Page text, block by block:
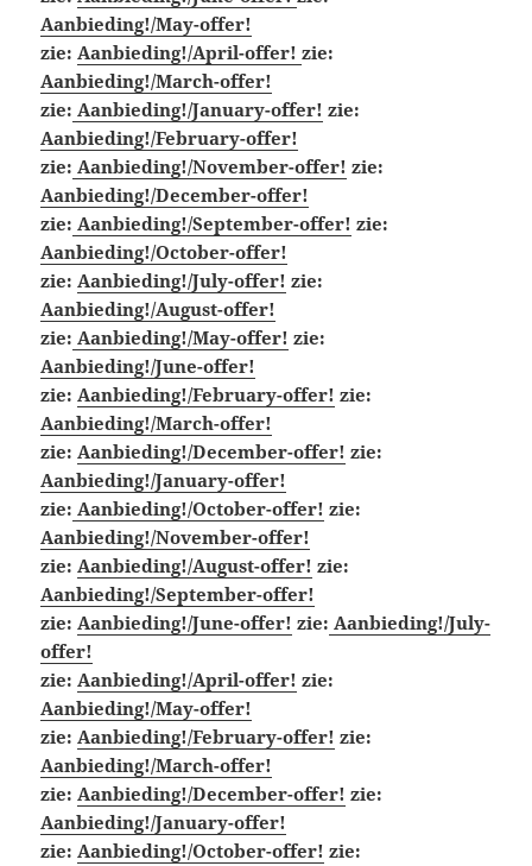
Aanbieding!/May-offer!
zie:Aanbieding!/April-offer!zie:
Aanbieding!/March-offer!
zie: Aanbieding!/January-offer! zie:
Aanbieding!/February-offer!
zie: Aanbieding!/November-offer! zie:
Aanbieding!/December-offer!
zie: Aanbieding!/September-offer! zie:
Aanbieding!/October-offer!
zie:Aanbieding!/July-offer! zie:
Aanbieding!/August-offer!
zie: Aanbieding!/May-offer! zie:
Aanbieding!/June-offer!
zie:Aanbieding!/February-offer! zie:
Aanbieding!/March-offer!
zie:Aanbieding!/December-offer! zie:
Aanbieding!/January-offer!
zie: Aanbieding!/October-offer! zie:
Aanbieding!/November-offer!
zie:Aanbieding!/August-offer! zie:
Aanbieding!/September-offer!
zie:Aanbieding!/June-offer! zie: Aanbieding!/July-
offer!
zie:Aanbieding!/April-offer! zie:
Aanbieding!/May-offer!
zie:Aanbieding!/February-offer! zie:
Aanbieding!/March-offer!
zie:Aanbieding!/December-offer! zie:
Aanbieding!/January-offer!
zie:Aanbieding!/October-offer! zie: